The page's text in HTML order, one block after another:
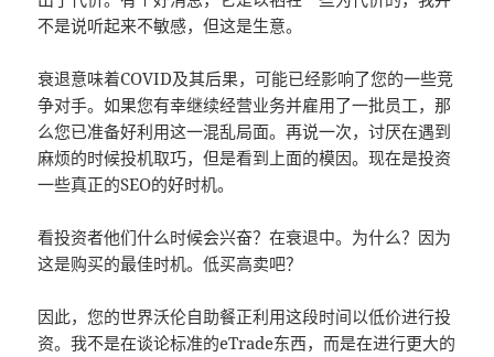
不是说听起来不敏感，但这是生意。
衰退意味着COVID及其后果，可能已经影响了您的一些竞
争对手。如果您有幸继续经营业务并雇用了一批员工，那
么您已准备好利用这一混乱局面。再说一次，讨厌在遇到
麻烦的时候投机取巧，但是看到上面的模因。现在是投资
一些真正的SEO的好时机。
看投资者他们什么时候会兴奋？在衰退中。为什么？因为
这是购买的最佳时机。低买高卖吧？
因此，您的世界沃伦自助餐正利用这段时间以低价进行投
资。我不是在谈论标准的eTrade东西，而是在进行更大的